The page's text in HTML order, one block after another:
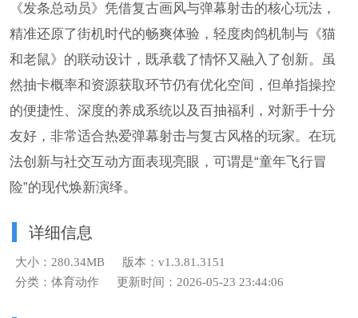
《发条总动员》凭借复古画风与弹幕射击的核心玩法，
精准还原了街机时代的畅爽体验，轻度肉鸽机制与《猫
和老鼠》的联动设计，既承载了情怀又融入了创新。虽
然抽卡概率和资源获取环节仍有优化空间，但单指操控
的便捷性、深度的养成系统以及百抽福利，对新手十分
友好，非常适合热爱弹幕射击与复古风格的玩家。在玩
法创新与社交互动方面表现亮眼，可谓是“童年飞行冒
险”的现代焕新演绎。
详细信息
大小：280.34MB
版本：v1.3.81.3151
分类：体育动作
更新时间：2026-05-23 23:44:06